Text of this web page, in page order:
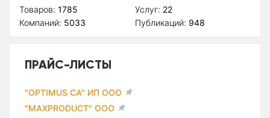
Товаров: 1785
Компаний: 5033
Услуг: 22
Публикаций: 948
ПРАЙС-ЛИСТЫ
"OPTIMUS CA" ИП ООО
"MAXPRODUCT" ООО